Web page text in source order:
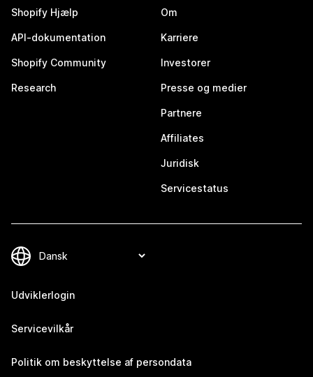
Shopify Hjælp
API-dokumentation
Shopify Community
Research
Om
Karriere
Investorer
Presse og medier
Partnere
Affiliates
Juridisk
Servicestatus
Udviklerlogin
Servicevilkår
Politik om beskyttelse af persondata